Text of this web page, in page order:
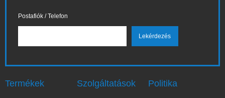
Postafiók / Telefon
Termékek Szolgáltatások Politika